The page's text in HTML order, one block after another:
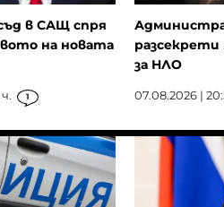
в САЩ спря
на новата
1
за НЛО
07.08.2026 |